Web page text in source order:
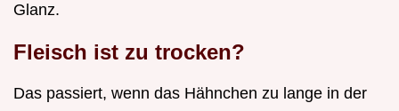
Glanz.
Fleisch ist zu trocken?
Das passiert, wenn das Hähnchen zu lange in der